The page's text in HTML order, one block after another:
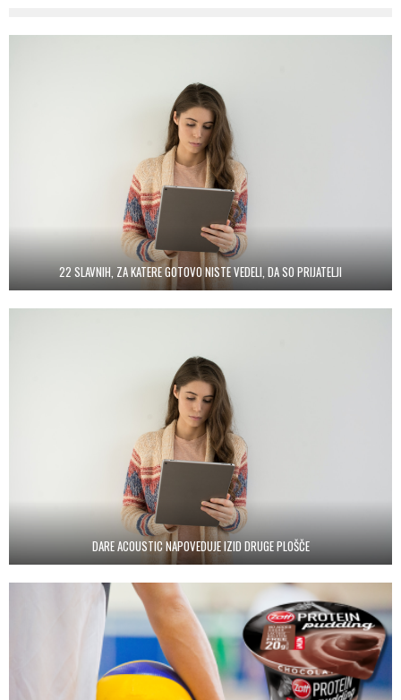
22 SLAVNIH, ZA KATERE GOTOVO NISTE VEDELI, DA SO PRIJATELJI
DARE ACOUSTIC NAPOVEDUJE IZID DRUGE PLOŠČE